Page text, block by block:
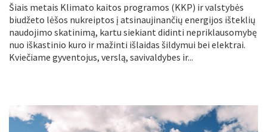
Šiais metais Klimato kaitos programos (KKP) ir valstybės
biudžeto lėšos nukreiptos į atsinaujinančių energijos išteklių
naudojimo skatinimą, kartu siekiant didinti nepriklausomybę
nuo iškastinio kuro ir mažinti išlaidas šildymui bei elektrai.
Kviečiame gyventojus, verslą, savivaldybes ir...